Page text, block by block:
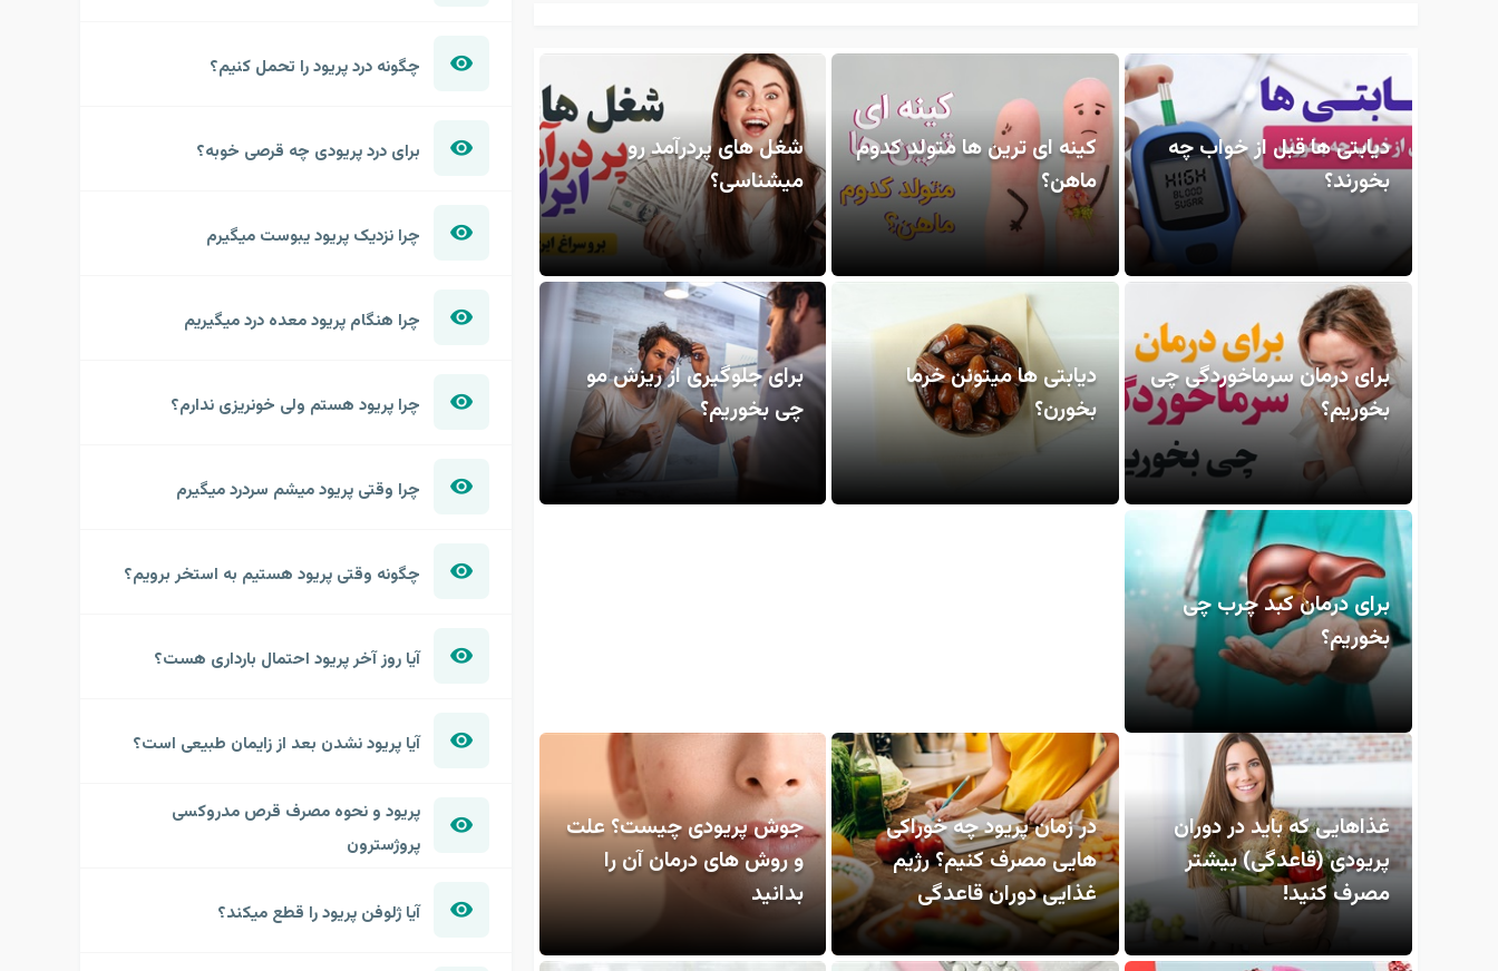
دیابتی ها قبل از خواب چه
بخورند؟
کینه ای ترین ها متولد کدوم
ماهن؟
شغل های پردرآمد رو
میشناسی؟
برای درمان سرماخوردگی چی
بخوریم؟
دیابتی ها میتونن خرما
بخورن؟
برای جلوگیری از ریزش مو
چی بخوریم؟
برای درمان کبد چرب چی
بخوریم؟
غذاهایی که باید در دوران
پریودی (قاعدگی) بیشتر
مصرف کنید!
در زمان پریود چه خوراکی
هایی مصرف کنیم؟ رژیم
غذایی دوران قاعدگی
جوش پریودی چیست؟ علت
و روش های درمان آن را
بدانید
چگونه درد پریود را تحمل کنیم؟
برای درد پریودی چه قرصی خوبه؟
چرا نزدیک پریود یبوست میگیرم
چرا هنگام پریود معده درد میگیریم
چرا پریود هستم ولی خونریزی ندارم؟
چرا وقتی پریود میشم سردرد میگیرم
چگونه وقتی پریود هستیم به استخر برویم؟
آیا روز آخر پریود احتمال بارداری هست؟
آیا پریود نشدن بعد از زایمان طبیعی است؟
پریود و نحوه مصرف قرص مدروکسی
پروژسترون
آیا ژلوفن پریود را قطع میکند؟